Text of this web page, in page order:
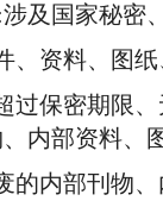
及国家秘密
、资料、图
过保密期限
内部资料、
的内部刊物